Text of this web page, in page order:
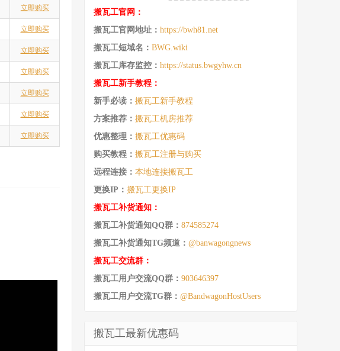
立即购买
立即购买
立即购买
立即购买
立即购买
立即购买
立即购买
搬瓦工官网：
搬瓦工官网地址： https://bwh81.net
搬瓦工短域名： BWG.wiki
搬瓦工库存监控： https://status.bwgyhw.cn
搬瓦工新手教程：
新手必读： 搬瓦工新手教程
方案推荐： 搬瓦工机房推荐
优惠整理： 搬瓦工优惠码
购买教程： 搬瓦工注册与购买
远程连接： 本地连接搬瓦工
更换IP： 搬瓦工更换IP
搬瓦工补货通知：
搬瓦工补货通知QQ群： 874585274
搬瓦工补货通知TG频道： @banwagongnews
搬瓦工交流群：
搬瓦工用户交流QQ群： 903646397
搬瓦工用户交流TG群： @BandwagonHostUsers
搬瓦工最新优惠码